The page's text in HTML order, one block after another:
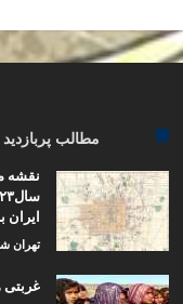
مطالب پربازدید
نقشه
تهران
غربتی